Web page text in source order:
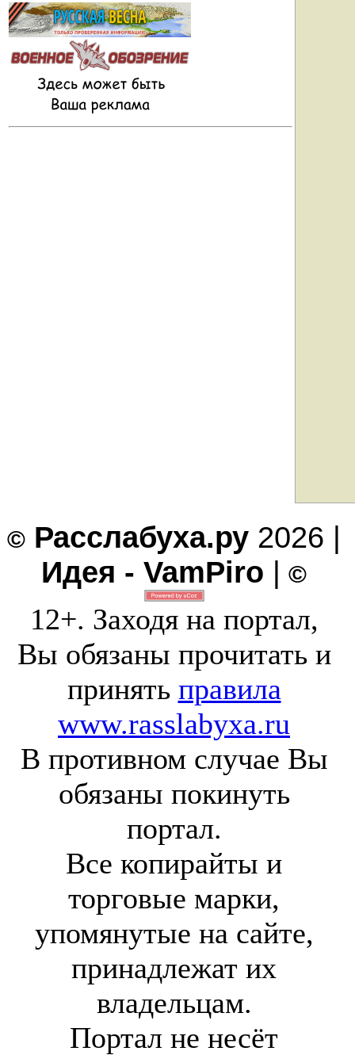
© Расслабуха.ру 2026 |
Идея - VamPiro | ©
12+. Заходя на портал,
Вы обязаны прочитать и
принять правила
www.rasslabyxa.ru
В противном случае Вы
обязаны покинуть
портал.
Все копирайты и
торговые марки,
упомянутые на сайте,
принадлежат их
владельцам.
Портал не несёт